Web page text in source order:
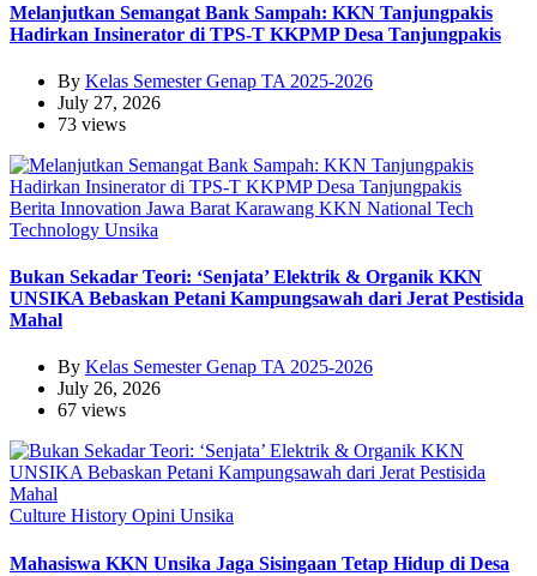
Melanjutkan Semangat Bank Sampah: KKN Tanjungpakis
Hadirkan Insinerator di TPS-T KKPMP Desa Tanjungpakis
By Kelas Semester Genap TA 2025-2026
July 27, 2026
73 views
Berita Innovation Jawa Barat Karawang KKN National Tech
Technology Unsika
Bukan Sekadar Teori: ‘Senjata’ Elektrik & Organik KKN
UNSIKA Bebaskan Petani Kampungsawah dari Jerat Pestisida
Mahal
By Kelas Semester Genap TA 2025-2026
July 26, 2026
67 views
Culture History Opini Unsika
Mahasiswa KKN Unsika Jaga Sisingaan Tetap Hidup di Desa